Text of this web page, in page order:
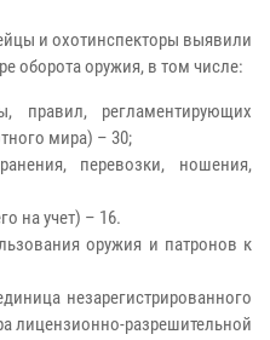
и охотинспекторы выявили
оборота оружия, в том числе:
регламентирующих
мира) – 30;
перевозки, ношения,
на учет) – 16.
оружия и патронов к
незарегистрированного
лицензионно-разрешительной